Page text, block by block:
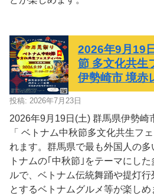
2026年9月19
節 多文化共生
伊勢崎市 境赤
投稿: 2026年7月23日
2026年9月19日(土) 群馬県伊勢崎
「 ベトナム中秋節多文化共生フ
れます。群馬県で最も外国人の
トナムの｢中秋節｣をテーマにし
ルで、ベトナム伝統舞踊や提灯
とするベトナムグルメ等が楽しめ